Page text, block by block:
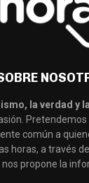
la verdad y
común a
horas, a través
nos propone la